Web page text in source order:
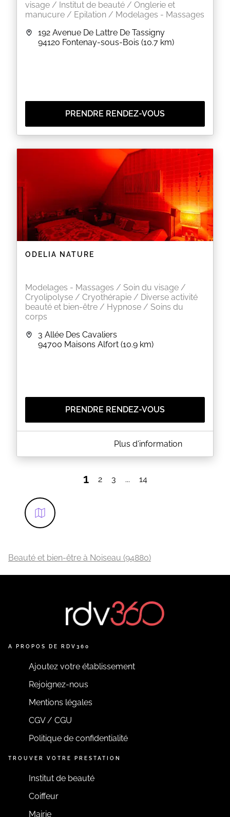
visage / Institut de beauté / Onglerie et
manucure / Epilation / Modelages - Massages
192 Avenue De Lattre De Tassigny
94120 Fontenay-sous-Bois (10.7 km)
PRENDRE RENDEZ-VOUS
ODELIA NATURE
Modelages - Massages / Soin du visage /
Cryolipolyse / Cryothérapie / Diverse activité
beauté et bien-être / Hypnose / Soins du
corps
3 Allée Des Cavaliers
94700 Maisons Alfort (10.9 km)
PRENDRE RENDEZ-VOUS
A PROPOS DE ODELIA NATURE
Drainage Lymphatique Renata França
Massage lifting du visage combiné Kobido
Massage crânien
Milta thérapie
Bilan de naturopathie
Hypnose
Hypnose minceur ...
EN SAVOIR PLUS
Plus d'information
1 2 3 ... 14
Beauté et bien-être à Noiseau (94880)
A PROPOS DE RDV360
Ajoutez votre établissement
Rejoignez-nous
Mentions légales
CGV / CGU
Politique de confidentialité
TROUVER VOTRE PRESTATION
Institut de beauté
Coiffeur
Mairie